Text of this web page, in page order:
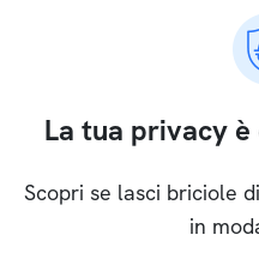
La tua privacy
Scopri se lasci briciole
in